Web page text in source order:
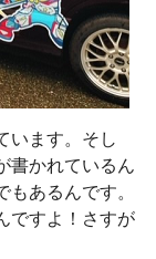
います。そし
書かれているん
あるんです。
ですよ！さすが